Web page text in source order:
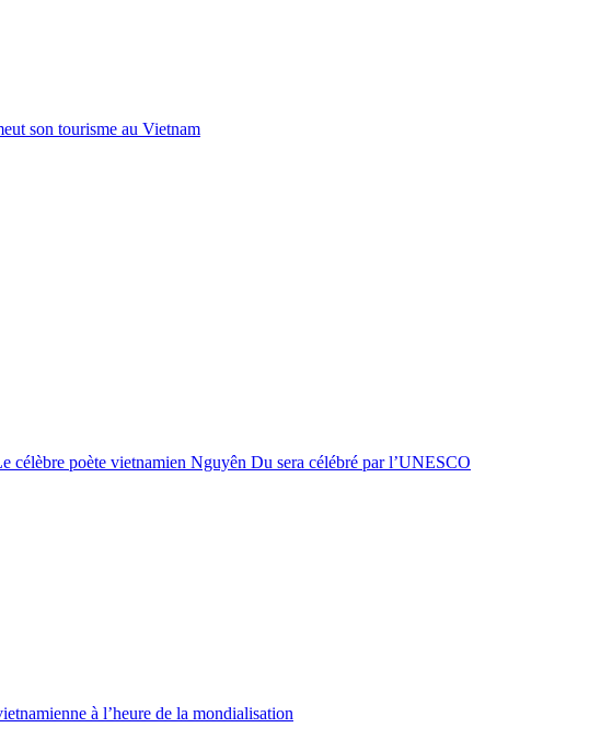
son tourisme au Vietnam
célèbre poète vietnamien Nguyên Du sera célébré par l’UNESCO
à l’heure de la mondialisation